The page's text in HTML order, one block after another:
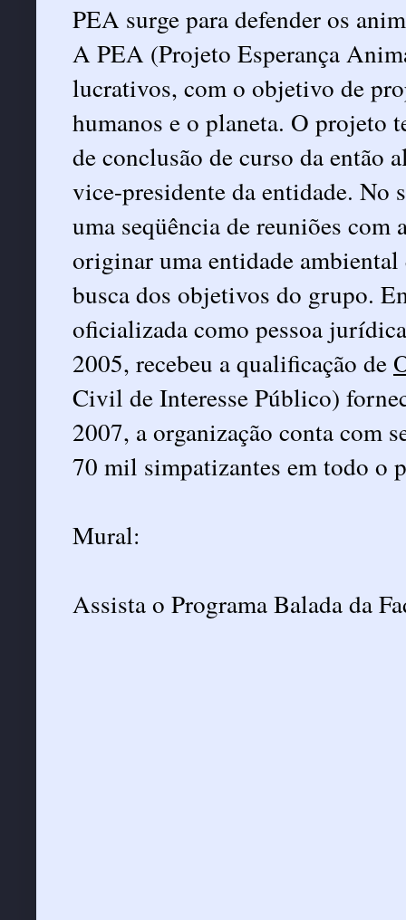
PEA surge para defender os
A PEA (Projeto Esperança
lucrativos, com o objetivo de
humanos e o planeta. O projeto
de conclusão de curso da então
vice-presidente da entidade. No
uma seqüência de reuniões com
originar uma entidade ambiental
busca dos objetivos do grupo.
oficializada como pessoa
2005, recebeu a qualificação de
Civil de Interesse Público)
2007, a organização conta com
70 mil simpatizantes em todo o
Mural:
Assista o Programa Balada da